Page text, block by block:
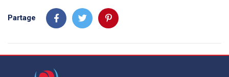
Partage